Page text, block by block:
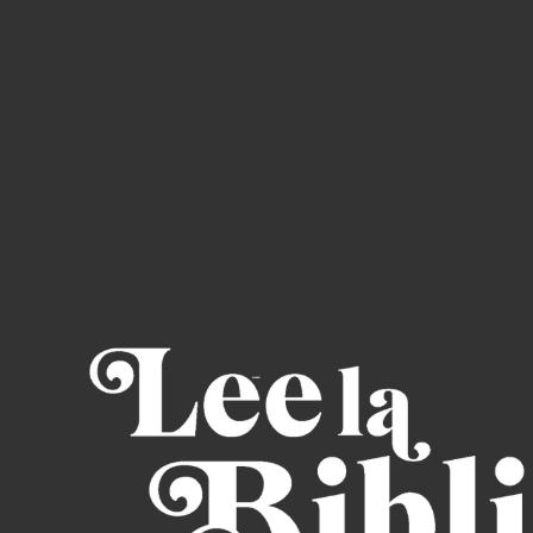
Read through the